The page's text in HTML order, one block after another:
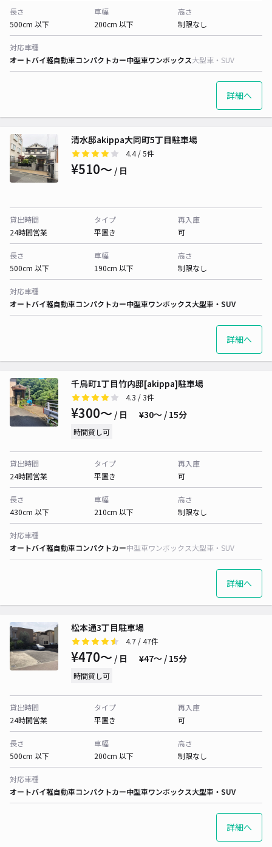
長さ
500cm 以下
車幅
200cm 以下
高さ
制限なし
対応車種
オートバイ軽自動車コンパクトカー中型車ワンボックス大型車・SUV
詳細へ
清水邸akippa大同町5丁目駐車場
4.4/ 5件
¥510〜 / 日
貸出時間
24時間営業
タイプ
平置き
再入庫
可
長さ
500cm 以下
車幅
190cm 以下
高さ
制限なし
対応車種
オートバイ軽自動車コンパクトカー中型車ワンボックス大型車・SUV
詳細へ
千鳥町1丁目竹内邸[akippa]駐車場
4.3 / 3件
¥300〜 / 日 ¥30〜 / 15分
時間貸し可
貸出時間
24時間営業
タイプ
平置き
再入庫
可
長さ
430cm 以下
車幅
210cm 以下
高さ
制限なし
対応車種
オートバイ軽自動車コンパクトカー中型車ワンボックス大型車・SUV
詳細へ
松本通3丁目駐車場
4.7 / 47件
¥470〜 / 日 ¥47〜 / 15分
時間貸し可
貸出時間
24時間営業
タイプ
平置き
再入庫
可
長さ
500cm 以下
車幅
200cm 以下
高さ
制限なし
対応車種
オートバイ軽自動車コンパクトカー中型車ワンボックス大型車・SUV
詳細へ